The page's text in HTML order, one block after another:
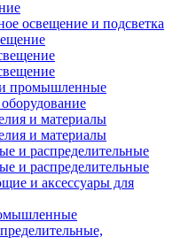
освещение и подсветка
промышленные
и материалы
и материалы
и распределительные
и распределительные
и аксессуары для